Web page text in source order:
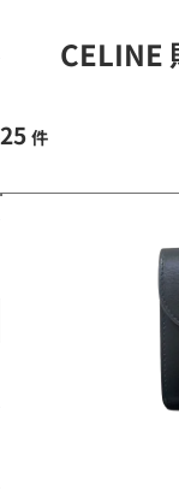
CELINE
25 件